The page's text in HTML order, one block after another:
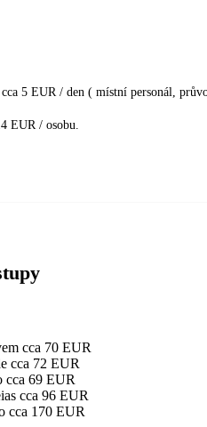
cca 5 EUR / den ( místní personál,
EUR / osobu.
cca 70 EUR
cca 72 EUR
cca 69 EUR
cca 96 EUR
cca 170 EUR